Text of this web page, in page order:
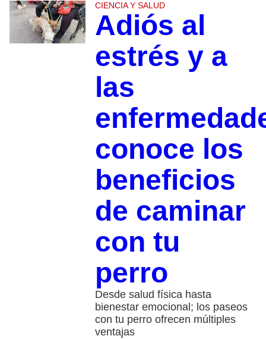
CIENCIA Y SALUD
Adiós al
estrés y a
las
conoce los
beneficios
de caminar
con tu
perro
Desde salud física hasta
bienestar emocional; los paseos
con tu perro ofrecen múltiples
ventajas